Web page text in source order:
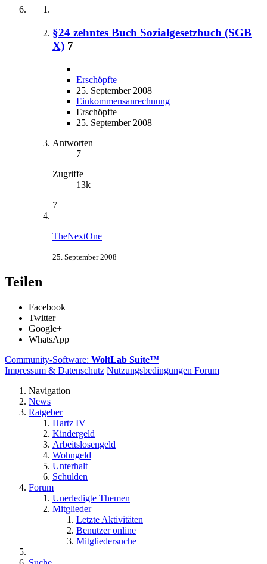
§24 zehntes Buch Sozialgesetzbuch (SGB
X) 7
Erschöpfte
25. September 2008
Einkommensanrechnung
Erschöpfte
25. September 2008
Antworten
7
Zugriffe
13k
7
TheNextOne
25. September 2008
Teilen
Facebook
Twitter
Google+
WhatsApp
Community-Software: WoltLab Suite™
Impressum & Datenschutz Nutzungsbedingungen Forum
Navigation
News
Ratgeber
Hartz IV
Kindergeld
Arbeitslosengeld
Wohngeld
Unterhalt
Schulden
Forum
Unerledigte Themen
Mitglieder
Letzte Aktivitäten
Benutzer online
Mitgliedersuche